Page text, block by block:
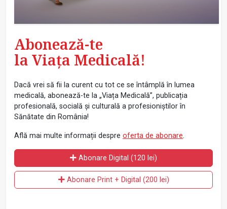
Abonează-te
la Viața Medicală!
Dacă vrei să fii la curent cu tot ce se întâmplă în lumea
medicală, abonează-te la „Viața Medicală”, publicația
profesională, socială și culturală a profesioniștilor în
Sănătate din România!
Află mai multe informații despre oferta de abonare.
Abonare Digital (120 lei)
Abonare Print + Digital (200 lei)